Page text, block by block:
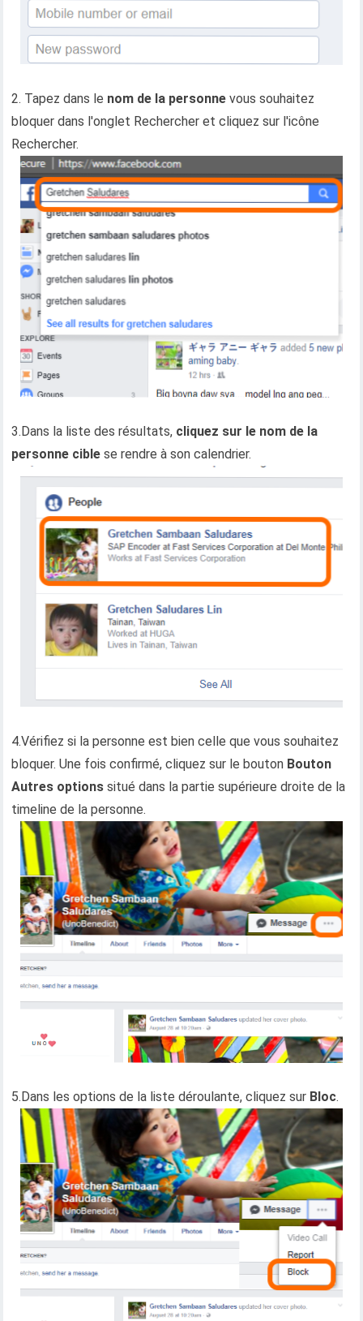
2. Tapez dans le nom de la personne vous souhaitez
bloquer dans l'onglet Rechercher et cliquez sur l'icône
Rechercher.
3.Dans la liste des résultats, cliquez sur le nom de la
personne cible se rendre à son calendrier.
4.Vérifiez si la personne est bien celle que vous souhaitez
bloquer. Une fois confirmé, cliquez sur le bouton Bouton
Autres options situé dans la partie supérieure droite de la
timeline de la personne.
5.Dans les options de la liste déroulante, cliquez sur Bloc.